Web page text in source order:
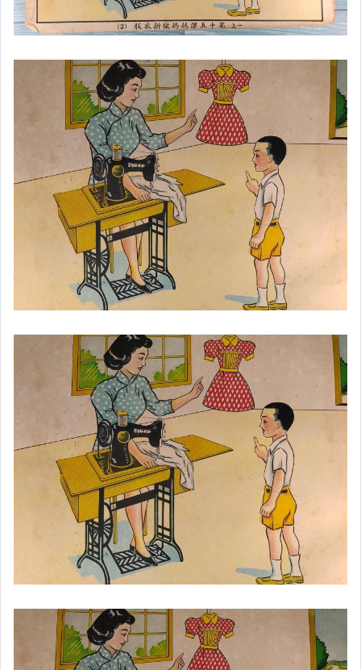
★天然翡翠A貨手鐲.玉雕.化石
★卡通兒童果凍觸控錶
★早期懷舊古董級玩具收藏
★早期古董懷舊袖珍老玩具
★鐵皮.懷舊童玩.企業玩偶
★孫小毛嘎嘎嗚啦啦公仔
★超級瑪利歐公仔系列大集合
★品系列小玩具趣味收藏
★美少女系列公仔擺件收藏
★文革時期老鋁.鐵.琺瑯牌
★世界各國國家及地區紙幣
★中國歷代夏商宋元明清貨幣
★中國近代銀幣.金幣.系列
★近代綜合名家手繪油畫
★金王記線上畫廊近代油畫
★陳澄波.廖繼春.李梅樹
★中國著名油畫家李自健
★中國著名油畫家陳逸飛油畫